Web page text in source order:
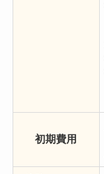
初期費用